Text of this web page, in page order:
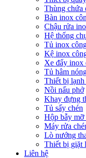
Thùng chứa
Bàn inox
Chậu rửa
Hệ thống
Tủ inox
Kệ inox
Xe đẩy inox
Tủ hâm
Thiết bị lạnh
Nồi nấu phở
Khay đựng
Tủ sấy chén
Hộp bẫy mỡ
Máy rửa
Lò nướng
Thiết bị giặt
Liên hệ